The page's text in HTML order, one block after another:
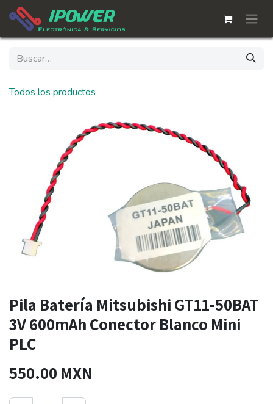
Ir al contenido
Todos los productos
Pila Batería Mitsubishi GT11-50BAT
3V 600mAh Conector Blanco Mini
PLC
550.00 MXN